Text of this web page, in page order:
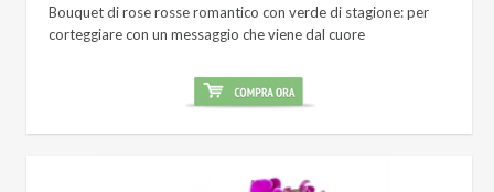
Bouquet di rose rosse romantico con verde di stagione: per
corteggiare con un messaggio che viene dal cuore